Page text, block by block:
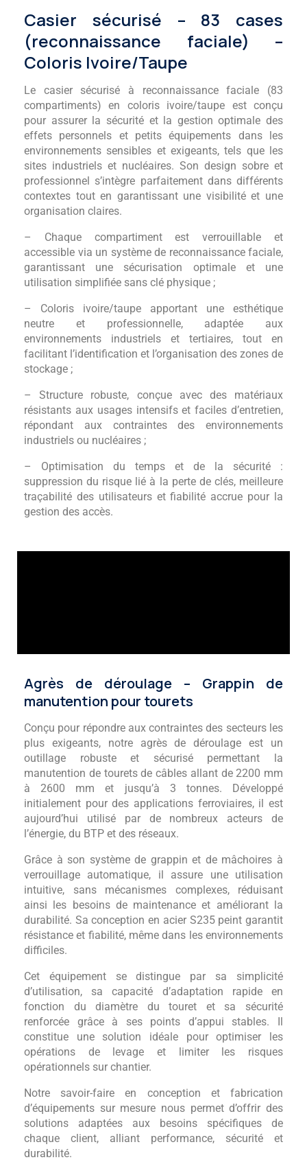
Casier sécurisé – 83 cases
(reconnaissance faciale) –
Coloris Ivoire/Taupe
Le casier sécurisé à reconnaissance faciale (83
compartiments) en coloris ivoire/taupe est conçu
pour assurer la sécurité et la gestion optimale des
effets personnels et petits équipements dans les
environnements sensibles et exigeants, tels que les
sites industriels et nucléaires. Son design sobre et
professionnel s’intègre parfaitement dans différents
contextes tout en garantissant une visibilité et une
organisation claires.
– Chaque compartiment est verrouillable et
accessible via un système de reconnaissance faciale,
garantissant une sécurisation optimale et une
utilisation simplifiée sans clé physique ;
– Coloris ivoire/taupe apportant une esthétique
neutre et professionnelle, adaptée aux
environnements industriels et tertiaires, tout en
facilitant l’identification et l’organisation des zones de
stockage ;
– Structure robuste, conçue avec des matériaux
résistants aux usages intensifs et faciles d’entretien,
répondant aux contraintes des environnements
industriels ou nucléaires ;
– Optimisation du temps et de la sécurité :
suppression du risque lié à la perte de clés, meilleure
traçabilité des utilisateurs et fiabilité accrue pour la
gestion des accès.
Agrès de déroulage – Grappin de
manutention pour tourets
Conçu pour répondre aux contraintes des secteurs les
plus exigeants, notre agrès de déroulage est un
outillage robuste et sécurisé permettant la
manutention de tourets de câbles allant de 2200 mm
à 2600 mm et jusqu’à 3 tonnes. Développé
initialement pour des applications ferroviaires, il est
aujourd’hui utilisé par de nombreux acteurs de
l’énergie, du BTP et des réseaux.
Grâce à son système de grappin et de mâchoires à
verrouillage automatique, il assure une utilisation
intuitive, sans mécanismes complexes, réduisant
ainsi les besoins de maintenance et améliorant la
durabilité. Sa conception en acier S235 peint garantit
résistance et fiabilité, même dans les environnements
difficiles.
Cet équipement se distingue par sa simplicité
d’utilisation, sa capacité d’adaptation rapide en
fonction du diamètre du touret et sa sécurité
renforcée grâce à ses points d’appui stables. Il
constitue une solution idéale pour optimiser les
opérations de levage et limiter les risques
opérationnels sur chantier.
Notre savoir-faire en conception et fabrication
d’équipements sur mesure nous permet d’offrir des
solutions adaptées aux besoins spécifiques de
chaque client, alliant performance, sécurité et
durabilité.